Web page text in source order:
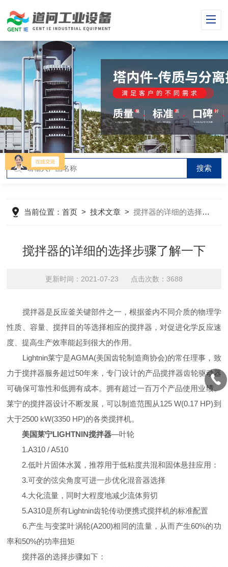
当前位置：首页 >技术文章 >搅拌器的详细的选择步骤了解一下
搅拌器的详细的选择步骤了解一下
更新时间：2021-07-23 点击次数：3688
搅拌器是反应釜关键部件之一，根据釜内不同介质的物理学
性质、容量、搅拌目的等选择相应的搅拌器，对促进化学反应速
度、提高生产效率能起到很大的作用。
Lightnin莱宁是AGMA(美国齿轮制造商协会)的常任理事，致
力于搅拌器服务超过50年来，专门设计的产品搅拌器齿轮驱动器
可确保可靠性和低拥有成本。拥有超过一百万个产品使用业绩。
莱宁的搅拌器设计不断发展，可以制造范围从125 W(0.17 HP)到
大于2500 kW(3350 HP)的各类搅拌机。
美国莱宁LIGHTNIN搅拌器—叶轮
1.A310 / A510
2.低叶片固体水翼，推荐用于低粘度共混和固体悬挂应用：
3.可变的弦尖角度可进一步优化混音器选择
4.大化流量，同时大程度地减少流体剪切
5.A310是所有Lightnin齿轮传动便携式搅拌机的标准配置
6.产生与变桨叶涡轮(A200)相同的流量，从而产生60%的功
率和50%的功率扭矩
搅拌器的选择步骤如下：